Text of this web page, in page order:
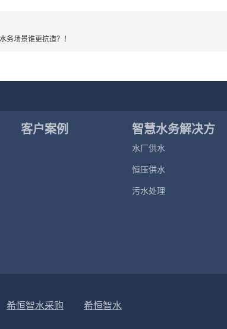
务场景谁更抗造？​ ！
客户案例
智慧水务解决方
案
水厂供水
恒压供水
污水处理
希恒智水采购 希恒智水